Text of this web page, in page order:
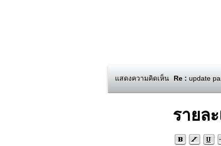
แสดงความคิดเห็น Re : update
รายล